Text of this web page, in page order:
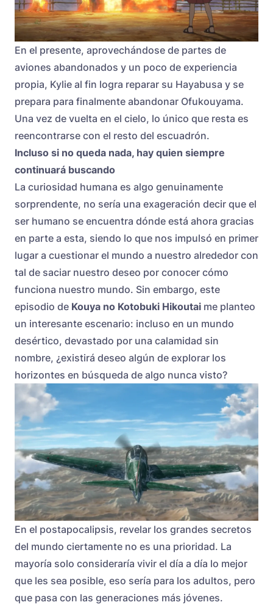
En el presente, aprovechándose de partes de
aviones abandonados y un poco de experiencia
propia, Kylie al fin logra reparar su Hayabusa y se
prepara para finalmente abandonar Ofukouyama.
Una vez de vuelta en el cielo, lo único que resta es
reencontrarse con el resto del escuadrón.
Incluso si no queda nada, hay quien siempre
continuará buscando
La curiosidad humana es algo genuinamente
sorprendente, no sería una exageración decir que el
ser humano se encuentra dónde está ahora gracias
en parte a esta, siendo lo que nos impulsó en primer
lugar a cuestionar el mundo a nuestro alrededor con
tal de saciar nuestro deseo por conocer cómo
funciona nuestro mundo. Sin embargo, este
episodio de Kouya no Kotobuki Hikoutai me planteo
un interesante escenario: incluso en un mundo
desértico, devastado por una calamidad sin
nombre, ¿existirá deseo algún de explorar los
horizontes en búsqueda de algo nunca visto?
En el postapocalipsis, revelar los grandes secretos
del mundo ciertamente no es una prioridad. La
mayoría solo consideraría vivir el día a día lo mejor
que les sea posible, eso sería para los adultos, pero
que pasa con las generaciones más jóvenes.